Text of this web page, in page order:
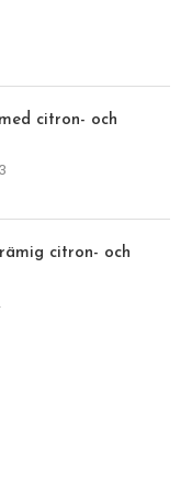
citron- och
citron- och